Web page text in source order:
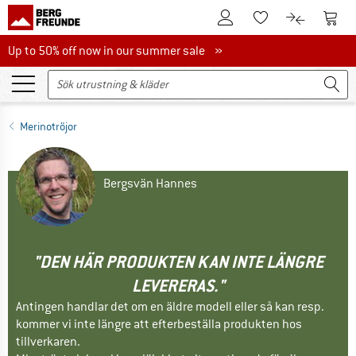
Till kundkontotTill minneslistan.
Till Till
Up to 50% off now in our summer sale
Up to 50% off now in our summer sale »
Merinotröjor
Bergsvän Hannes
"DEN HÄR PRODUKTEN KAN INTE LÄNGRE
LEVERERAS."
Antingen handlar det om en äldre modell eller så kan resp.
kommer vi inte längre att efterbeställa produkten hos
tillverkaren.